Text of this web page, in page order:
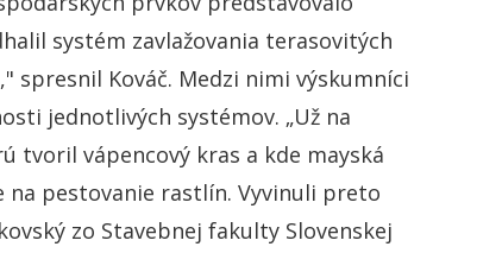
systém zavlažovania terasovitých
spresnil Kováč. Medzi nimi výskumníci
jednotlivých systémov. „Už na
tvoril vápencový kras a kde mayská
na pestovanie rastlín. Vyvinuli preto
zo Stavebnej fakulty Slovenskej